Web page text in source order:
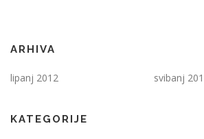
ARHIVA
lipanj 2012 svibanj
KATEGORIJE